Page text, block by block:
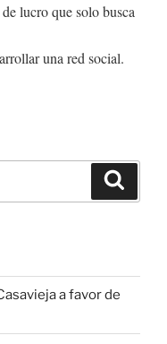
lucro que solo busca
una red social.
a favor de